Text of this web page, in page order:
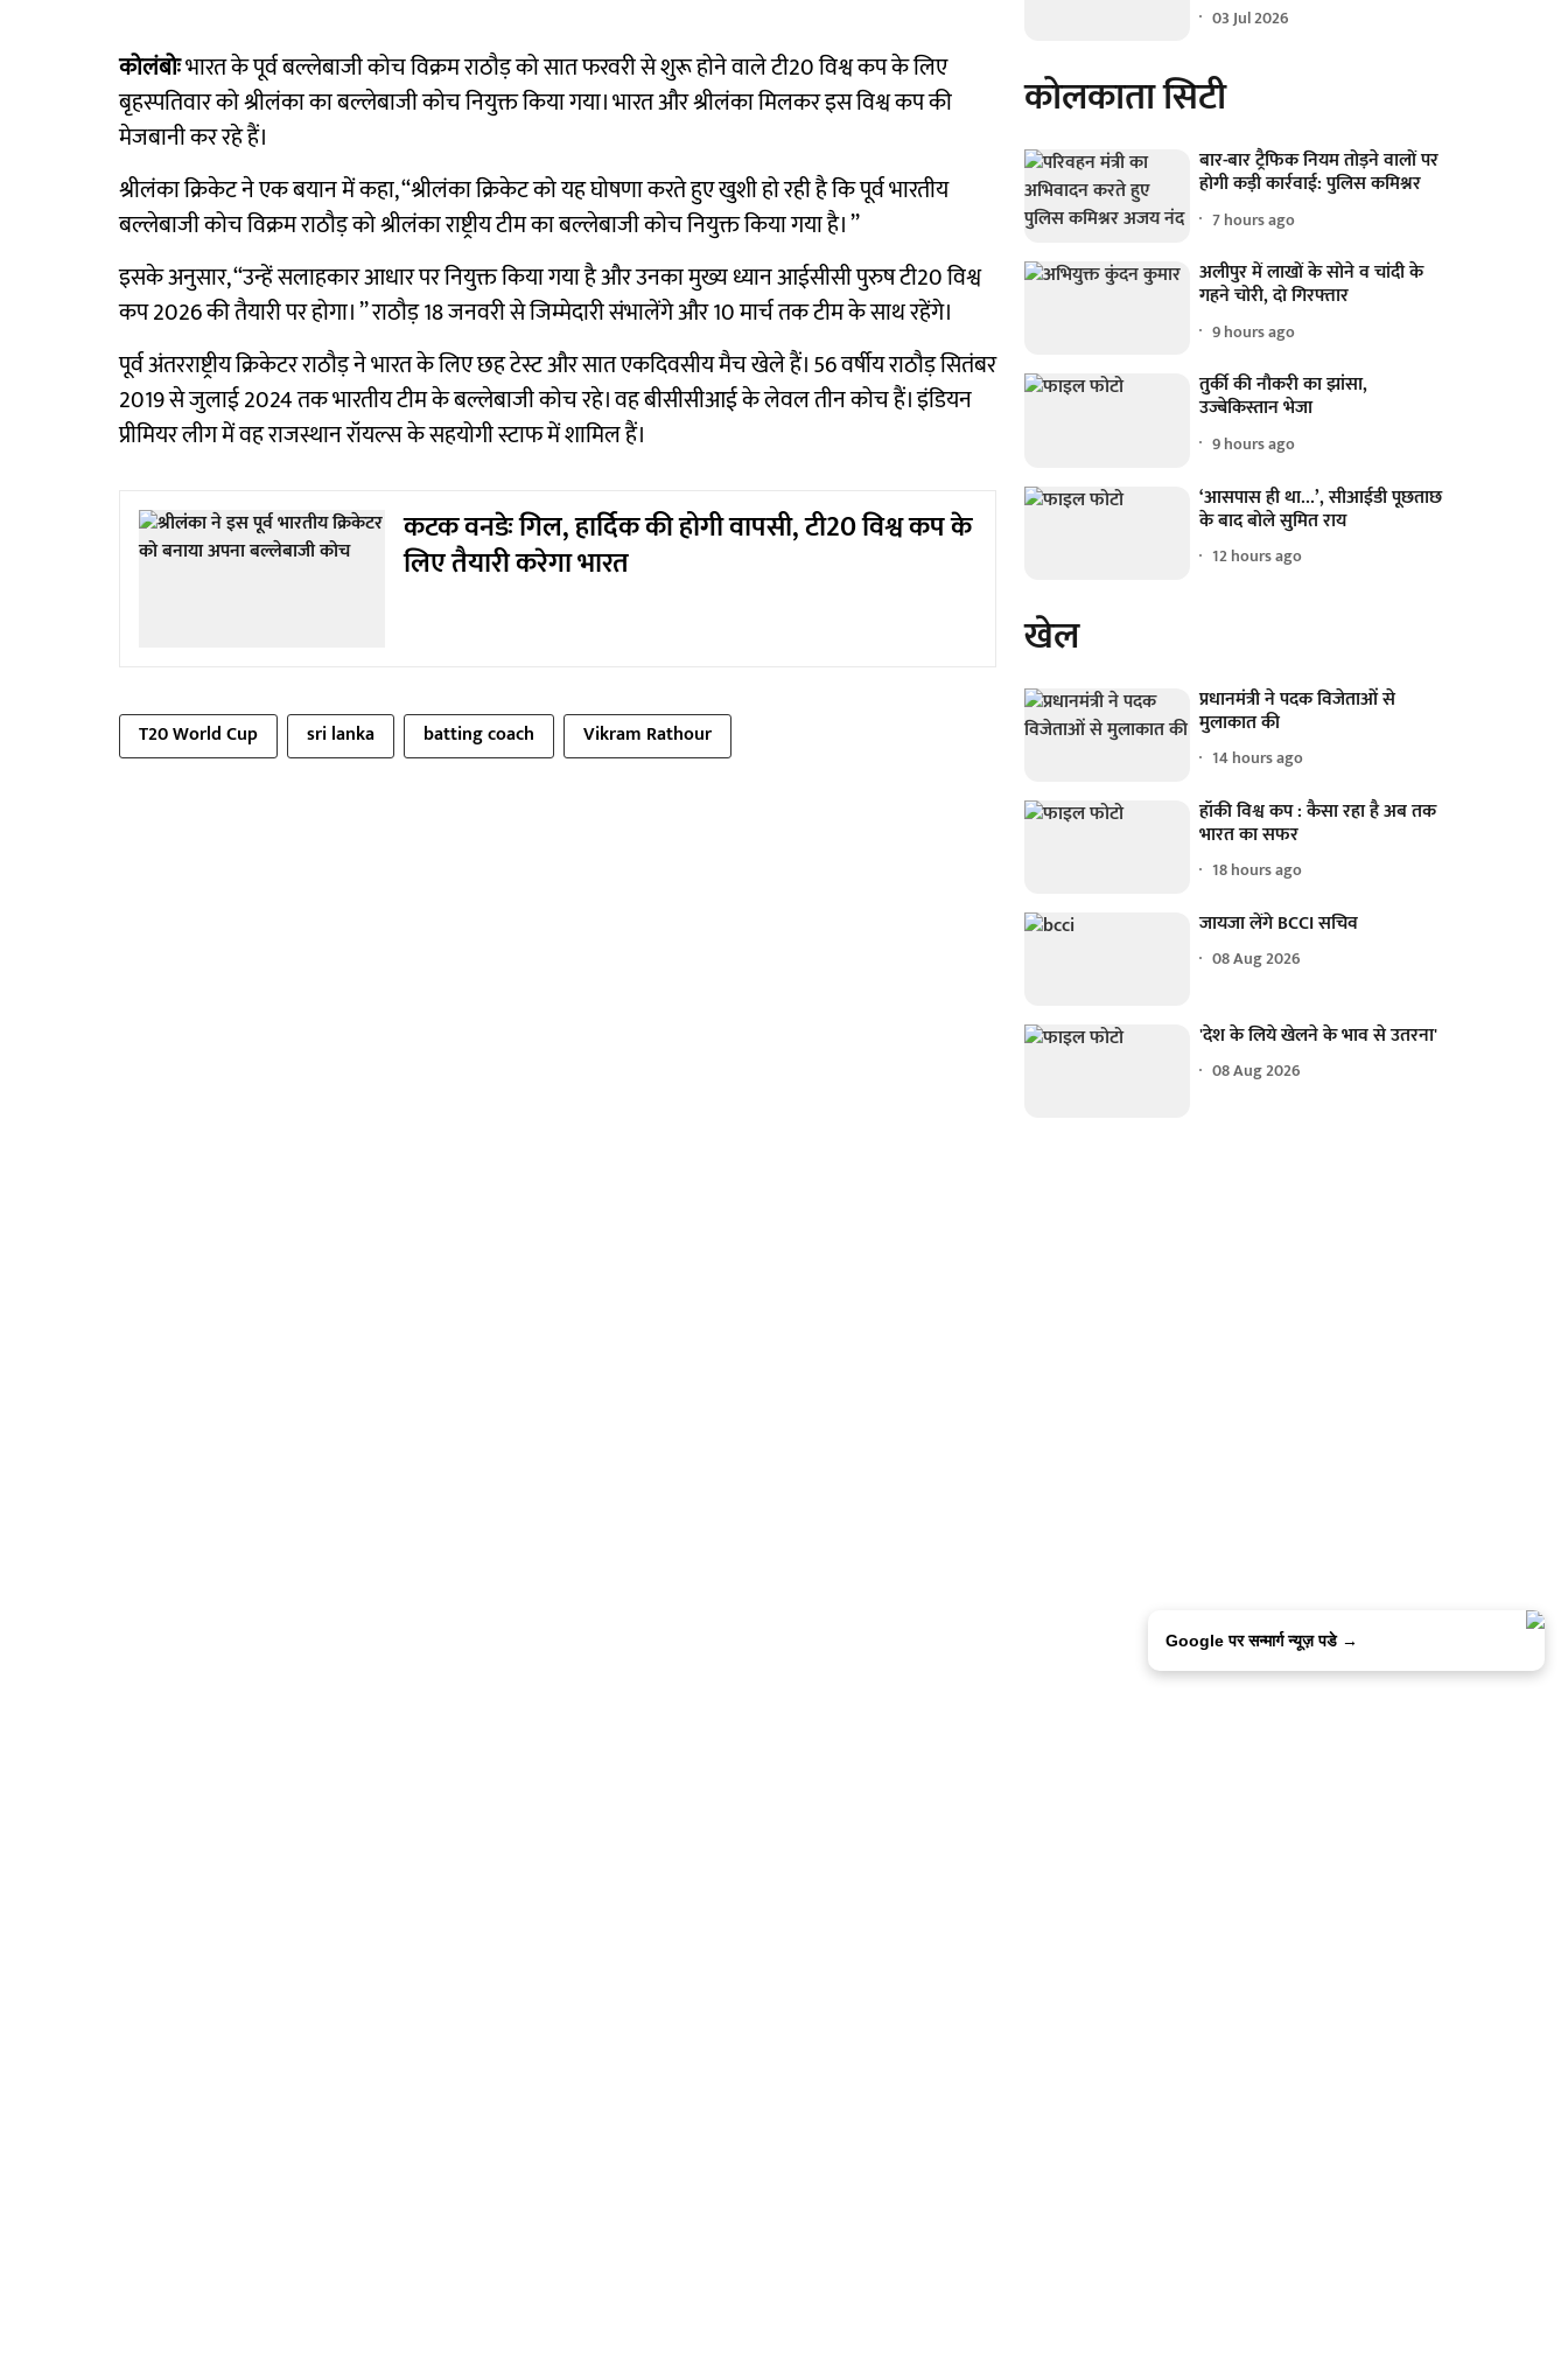
कोलंबोःभारत के पूर्व बल्लेबाजी कोच विक्रम राठौड़ को सात फरवरी से शुरू होने वाले टी20 विश्व कप के लिए
बृहस्पतिवार को श्रीलंका का बल्लेबाजी कोच नियुक्त किया गया। भारत और श्रीलंका मिलकर इस विश्व कप की
मेजबानी कर रहे हैं।
श्रीलंका क्रिकेट ने एक बयान में कहा, ‘‘श्रीलंका क्रिकेट को यह घोषणा करते हुए खुशी हो रही है कि पूर्व भारतीय
बल्लेबाजी कोच विक्रम राठौड़ को श्रीलंका राष्ट्रीय टीम का बल्लेबाजी कोच नियुक्त किया गया है। ’’
इसके अनुसार, ‘‘उन्हें सलाहकार आधार पर नियुक्त किया गया है और उनका मुख्य ध्यान आईसीसी पुरुष टी20 विश्व
कप 2026 की तैयारी पर होगा। ’’ राठौड़ 18 जनवरी से जिम्मेदारी संभालेंगे और 10 मार्च तक टीम के साथ रहेंगे।
पूर्व अंतरराष्ट्रीय क्रिकेटर राठौड़ ने भारत के लिए छह टेस्ट और सात एकदिवसीय मैच खेले हैं। 56 वर्षीय राठौड़ सितंबर
2019 से जुलाई 2024 तक भारतीय टीम के बल्लेबाजी कोच रहे। वह बीसीसीआई के लेवल तीन कोच हैं। इंडियन
प्रीमियर लीग में वह राजस्थान रॉयल्स के सहयोगी स्टाफ में शामिल हैं।
कटक वनडेः गिल, हार्दिक की होगी वापसी, टी20 विश्व कप के
लिए तैयारी करेगा भारत
T20 World Cup sri lanka batting coach Vikram Rathour
03 Jul 2026
कोलकाता सिटी
बार-बार ट्रैफिक नियम तोड़ने वालों पर
होगी कड़ी कार्रवाई: पुलिस कमिश्नर
7 hours ago
अलीपुर में लाखों के सोने व चांदी के
गहने चोरी, दो गिरफ्तार
9 hours ago
तुर्की की नौकरी का झांसा,
उज्बेकिस्तान भेजा
9 hours ago
‘आसपास ही था...’, सीआईडी पूछताछ
के बाद बोले सुमित राय
12 hours ago
खेल
प्रधानमंत्री ने पदक विजेताओं से
मुलाकात की
14 hours ago
हॉकी विश्व कप : कैसा रहा है अब तक
भारत का सफर
18 hours ago
जायजा लेंगे BCCI सचिव
08 Aug 2026
'देश के लिये खेलने के भाव से उतरना'
08 Aug 2026
Google पर सन्मार्ग न्यूज़ पडे →